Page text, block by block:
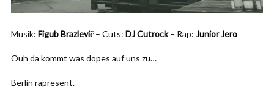
Musik: Figub Brazlevič – Cuts: DJ Cutrock– Rap: Junior Jero
Ouh da kommt was dopes auf uns zu…
Berlin rapresent.